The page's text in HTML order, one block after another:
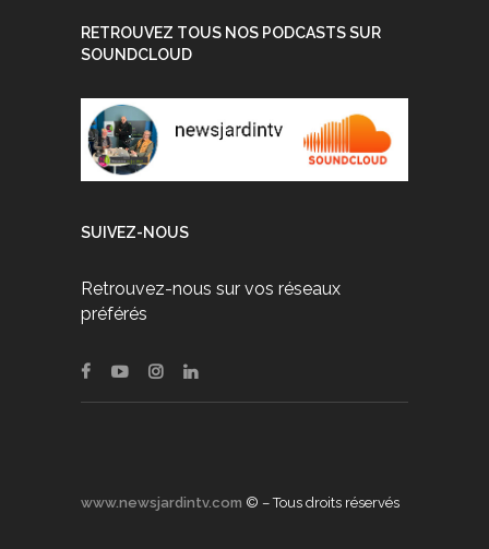
RETROUVEZ TOUS NOS PODCASTS SUR
SOUNDCLOUD
SUIVEZ-NOUS
Retrouvez-nous sur vos réseaux
préférés
www.newsjardintv.com © – Tous droits réservés